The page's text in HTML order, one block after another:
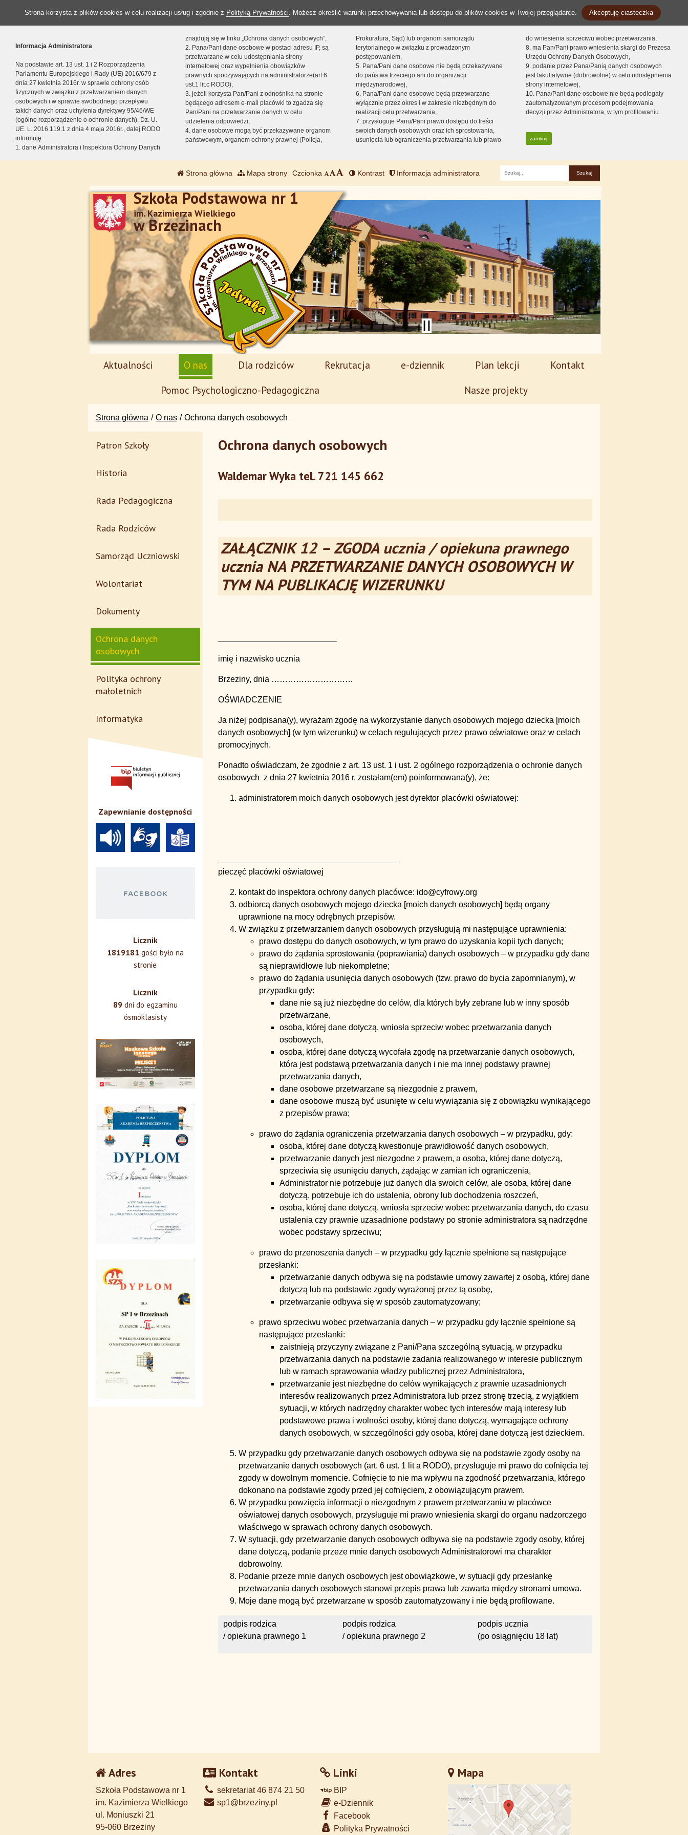
Strona korzysta z plików cookies w celu realizacji usług i zgodnie z Polityką Prywatności. Możesz określić warunki przechowywania lub dostępu do plików cookies w Twojej przeglądarce. Akceptuję ciasteczka
Informacja Administratora
Na podstawie art. 13 ust. 1 i 2 Rozporządzenia
Parlamentu Europejskiego i Rady (UE) 2016/679 z
dnia 27 kwietnia 2016r. w sprawie ochrony osób
fizycznych w związku z przetwarzaniem danych
osobowych i w sprawie swobodnego przepływu
takich danych oraz uchylenia dyrektywy 95/46/WE
(ogólne rozporządzenie o ochronie danych), Dz. U.
UE. L. 2016.119.1 z dnia 4 maja 2016r., dalej RODO
informuję:
1. dane Administratora i Inspektora Ochrony Danych
znajdują się w linku „Ochrona danych osobowych”,
2. Pana/Pani dane osobowe w postaci adresu IP, są
przetwarzane w celu udostępniania strony
internetowej oraz wypełnienia obowiązków
prawnych spoczywających na administratorze(art.6
ust.1 lit.c RODO),
3. jeżeli korzysta Pan/Pani z odnośnika na stronie
będącego adresem e-mail placówki to zgadza się
Pan/Pani na przetwarzanie danych w celu
udzielenia odpowiedzi,
4. dane osobowe mogą być przekazywane organom
państwowym, organom ochrony prawnej (Policja,
Prokuratura, Sąd) lub organom samorządu
terytorialnego w związku z prowadzonym
postępowaniem,
5. Pana/Pani dane osobowe nie będą przekazywane
do państwa trzeciego ani do organizacji
międzynarodowej,
6. Pana/Pani dane osobowe będą przetwarzane
wyłącznie przez okres i w zakresie niezbędnym do
realizacji celu przetwarzania,
7. przysługuje Panu/Pani prawo dostępu do treści
swoich danych osobowych oraz ich sprostowania,
usunięcia lub ograniczenia przetwarzania lub prawo
do wniesienia sprzeciwu wobec przetwarzania,
8. ma Pan/Pani prawo wniesienia skargi do Prezesa
Urzędu Ochrony Danych Osobowych,
9. podanie przez Pana/Panią danych osobowych
jest fakultatywne (dobrowolne) w celu udostępnienia
strony internetowej,
10. Pana/Pani dane osobowe nie będą podlegały
zautomatyzowanym procesom podejmowania
decyzji przez Administratora, w tym profilowaniu.
zamknij
Strona główna Mapa strony Czcionka Kontrast Informacja administratora
Fraza
Szkoła Podstawowa nr 1
im. Kazimierza Wielkiego
w Brzezinach
Aktualności O nas Dla rodziców Rekrutacja e-dziennik Plan lekcji
Kontakt
Pomoc Psychologiczno-Pedagogiczna
Nasze projekty
Strona główna O nas Ochrona danych osobowych
Ochrona danych osobowych
Waldemar Wyka tel. 721 145 662
ZAŁĄCZNIK 12 – ZGODA ucznia / opiekuna prawnego
ucznia NA PRZETWARZANIE DANYCH OSOBOWYCH W
TYM NA PUBLIKACJĘ WIZERUNKU
imię i nazwisko ucznia
Brzeziny, dnia …………………………
OŚWIADCZENIE
Ja niżej podpisana(y), wyrażam zgodę na wykorzystanie danych osobowych mojego dziecka [moich
danych osobowych] (w tym wizerunku) w celach regulujących przez prawo oświatowe oraz w celach
promocyjnych.
Ponadto oświadczam, że zgodnie z art. 13 ust. 1 i ust. 2 ogólnego rozporządzenia o ochronie danych
osobowych z dnia 27 kwietnia 2016 r. zostałam(em) poinformowana(y), że:
administratorem moich danych osobowych jest dyrektor placówki oświatowej:
pieczęć placówki oświatowej
kontakt do inspektora ochrony danych placówce: ido@cyfrowy.org
odbiorcą danych osobowych mojego dziecka [moich danych osobowych] będą organy
uprawnione na mocy odrębnych przepisów.
W związku z przetwarzaniem danych osobowych przysługują mi następujące uprawnienia:
prawo dostępu do danych osobowych, w tym prawo do uzyskania kopii tych danych;
prawo do żądania sprostowania (poprawiania) danych osobowych – w przypadku gdy dane
są nieprawidłowe lub niekompletne;
prawo do żądania usunięcia danych osobowych (tzw. prawo do bycia zapomnianym), w
przypadku gdy:
dane nie są już niezbędne do celów, dla których były zebrane lub w inny sposób
przetwarzane,
osoba, której dane dotyczą, wniosła sprzeciw wobec przetwarzania danych
osobowych,
osoba, której dane dotyczą wycofała zgodę na przetwarzanie danych osobowych,
która jest podstawą przetwarzania danych i nie ma innej podstawy prawnej
przetwarzania danych,
dane osobowe przetwarzane są niezgodnie z prawem,
dane osobowe muszą być usunięte w celu wywiązania się z obowiązku wynikającego
z przepisów prawa;
prawo do żądania ograniczenia przetwarzania danych osobowych – w przypadku, gdy:
osoba, której dane dotyczą kwestionuje prawidłowość danych osobowych,
przetwarzanie danych jest niezgodne z prawem, a osoba, której dane dotyczą,
sprzeciwia się usunięciu danych, żądając w zamian ich ograniczenia,
Administrator nie potrzebuje już danych dla swoich celów, ale osoba, której dane
dotyczą, potrzebuje ich do ustalenia, obrony lub dochodzenia roszczeń,
osoba, której dane dotyczą, wniosła sprzeciw wobec przetwarzania danych, do czasu
ustalenia czy prawnie uzasadnione podstawy po stronie administratora są nadrzędne
wobec podstawy sprzeciwu;
prawo do przenoszenia danych – w przypadku gdy łącznie spełnione są następujące
przesłanki:
przetwarzanie danych odbywa się na podstawie umowy zawartej z osobą, której dane
dotyczą lub na podstawie zgody wyrażonej przez tą osobę,
przetwarzanie odbywa się w sposób zautomatyzowany;
prawo sprzeciwu wobec przetwarzania danych – w przypadku gdy łącznie spełnione są
następujące przesłanki:
zaistnieją przyczyny związane z Pani/Pana szczególną sytuacją, w przypadku
przetwarzania danych na podstawie zadania realizowanego w interesie publicznym
lub w ramach sprawowania władzy publicznej przez Administratora,
przetwarzanie jest niezbędne do celów wynikających z prawnie uzasadnionych
interesów realizowanych przez Administratora lub przez stronę trzecią, z wyjątkiem
sytuacji, w których nadrzędny charakter wobec tych interesów mają interesy lub
podstawowe prawa i wolności osoby, której dane dotyczą, wymagające ochrony
danych osobowych, w szczególności gdy osoba, której dane dotyczą jest dzieckiem.
W przypadku gdy przetwarzanie danych osobowych odbywa się na podstawie zgody osoby na
przetwarzanie danych osobowych (art. 6 ust. 1 lit a RODO), przysługuje mi prawo do cofnięcia tej
zgody w dowolnym momencie. Cofnięcie to nie ma wpływu na zgodność przetwarzania, którego
dokonano na podstawie zgody przed jej cofnięciem, z obowiązującym prawem.
W przypadku powzięcia informacji o niezgodnym z prawem przetwarzaniu w placówce
oświatowej danych osobowych, przysługuje mi prawo wniesienia skargi do organu nadzorczego
właściwego w sprawach ochrony danych osobowych.
W sytuacji, gdy przetwarzanie danych osobowych odbywa się na podstawie zgody osoby, której
dane dotyczą, podanie przeze mnie danych osobowych Administratorowi ma charakter
dobrowolny.
Podanie przeze mnie danych osobowych jest obowiązkowe, w sytuacji gdy przesłankę
przetwarzania danych osobowych stanowi przepis prawa lub zawarta między stronami umowa.
Moje dane mogą być przetwarzane w sposób zautomatyzowany i nie będą profilowane.
podpis rodzica
/ opiekuna prawnego 1
podpis rodzica
/ opiekuna prawnego 2
podpis ucznia
(po osiągnięciu 18 lat)
Patron Szkoły
Historia
Rada Pedagogiczna
Rada Rodziców
Samorząd Uczniowski
Wolontariat
Dokumenty
Ochrona danych
osobowych
Polityka ochrony
małoletnich
Informatyka
Zapewnianie dostępności
Licznik
1819181 gości było na
stronie
Licznik
89 dni do egzaminu
ósmoklasisty
Adres
Szkoła Podstawowa nr 1
im. Kazimierza Wielkiego
ul. Moniuszki 21
95-060 Brzeziny
Kontakt
sekretariat 46 874 21 50
sp1@brzeziny.pl
Linki
BIP
e-Dziennik
Facebook
Polityka Prywatności
Mapa